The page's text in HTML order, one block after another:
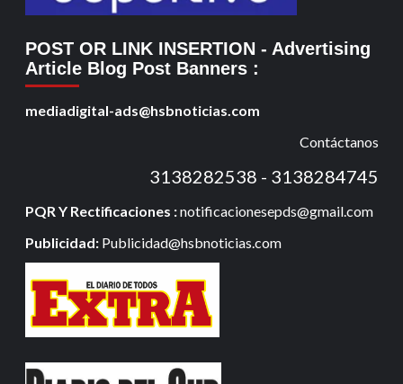
POST OR LINK INSERTION - Advertising
Article Blog Post Banners :
mediadigital-ads@hsbnoticias.com
Contáctanos
3138282538 - 3138284745
PQR Y Rectificaciones :notificacionesepds@gmail.com
Publicidad: Publicidad@hsbnoticias.com